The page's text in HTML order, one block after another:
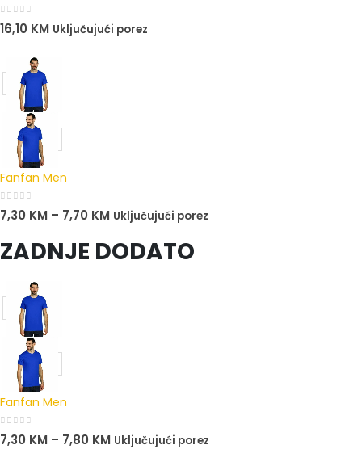
0out of 5
16,10 KM Uključujući porez
Fanfan Men
0out of 5
7,30 KM – 7,70 KM Uključujući porez
ZADNJE DODATO
Fanfan Men
0out of 5
7,30 KM – 7,80 KM Uključujući porez